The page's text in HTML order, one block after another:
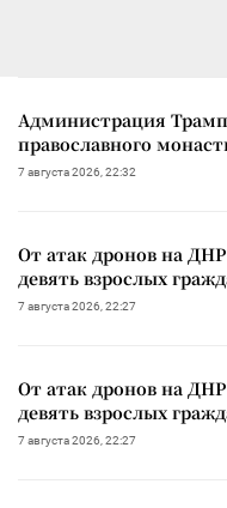
Администрация
православного
7 августа 2026, 22:32
От атак дронов на
девять взрослых
7 августа 2026, 22:27
От атак дронов на
девять взрослых
7 августа 2026, 22:27